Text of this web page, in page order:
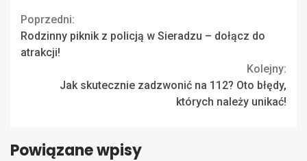
Continue
Reading
Poprzedni:
Rodzinny piknik z policją w Sieradzu – dołącz do
atrakcji!
Kolejny:
Jak skutecznie zadzwonić na 112? Oto błędy,
których należy unikać!
Powiązane wpisy